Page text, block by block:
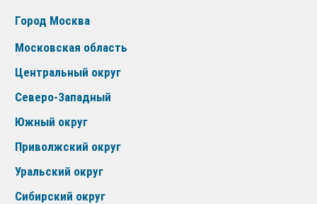
Город Москва
Московская область
Центральный округ
Северо-Западный
Южный округ
Приволжский округ
Уральский округ
Сибирский округ